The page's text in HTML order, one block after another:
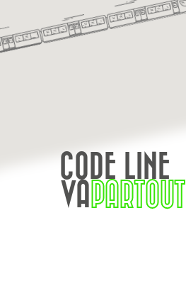
CODE LINE
VAPARTOUT